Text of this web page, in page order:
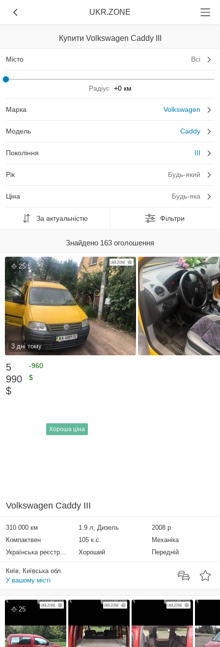
UKR.ZONE
Купити Volkswagen Caddy III
Місто Всі
Радіус +0 км
Марка Volkswagen
Модель Caddy
Покоління III
Рік Будь-який
Ціна Будь-яка
За актуальністю Фільтри
Знайдено 163 оголошення
25
3 дні тому
5
990
$
-960
$
Хороша ціна
Volkswagen Caddy III
310 000 км 1.9 л, Дизель
2008 р.
Компактвен
105 к.с.
Механіка
Українська реєстрація
Хороший Передній
Київ, Київська обл.
У вашому місті
25